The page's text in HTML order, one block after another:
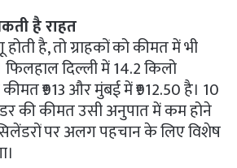
है राहत
है, तो ग्राहकों को कीमत में भी
दिल्ली में 14.2 किलो
₹913 और मुंबई में ₹912.50 है। 10
की कीमत उसी अनुपात में कम होने
पर अलग पहचान के लिए विशेष